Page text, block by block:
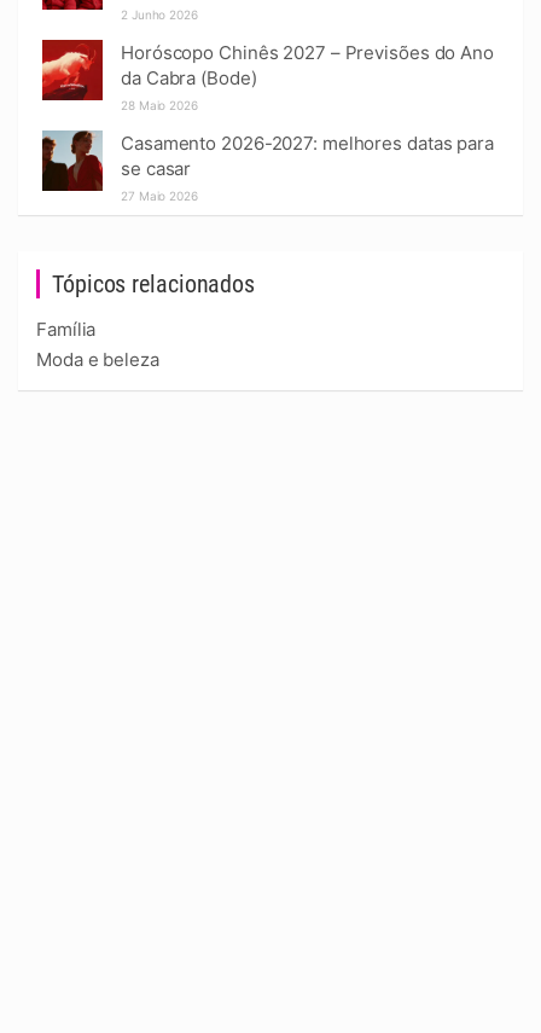
Tópicos relacionados
Família
Moda e beleza
2 Junho 2026
Horóscopo Chinês 2027 – Previsões do Ano
da Cabra (Bode)
28 Maio 2026
Casamento 2026-2027: melhores datas para
se casar
27 Maio 2026